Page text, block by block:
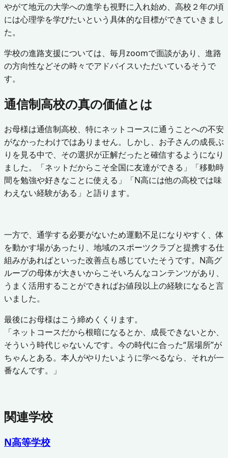
やがて地元の大学への進学も視野に入れ始め、高校２年の頃
には心理学を学びたいという具体的な目標ができていきまし
た。
学校の進路支援については、毎月zoomで面談があり、進路
の方向性などその時々でアドバイスいただいているそうで
す。
通信制高校の真の価値とは
お母様は通信制高校、特にネットコースに通うことへの不安
がなかったわけではありません。しかし、お子さんの成長ぶ
りを見る中で、その選択が正解だったと確信するようになり
ました。「ネットだからこそ全国に友達ができる」「移動時
間を勉強や好きなことに使える」「N高には他の高校では味
わえない経験がある」と語ります。
一方で、通学する必要がないため運動不足になりやすく、体
を動かす場があったり、地域のスポーツクラブと提携する仕
組みがあればといった改善点も感じていたそうです。N高グ
ループの母体が大きいからこそいろんなコンテンツがあり、
うまく活用することができればお値段以上の経験になると言
いました。
最後にお母様はこう締めくくります。
「ネットコースだから根暗になるとか、成長できないとか、
そういう時代じゃないんです。今の時代に合った“居場所”が
ちゃんとある。本人がやりたいように学べるなら、それが一
番なんです。」
関連学校
N高等学校